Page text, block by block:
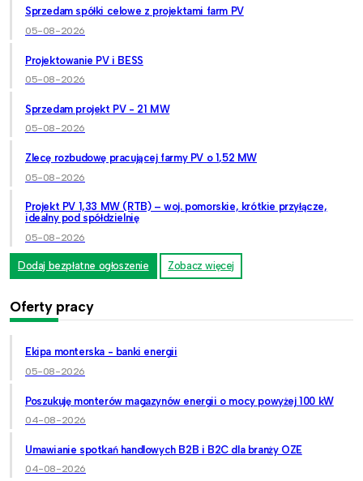
Sprzedam spółki celowe z projektami farm PV
05-08-2026
Projektowanie PV i BESS
05-08-2026
Sprzedam projekt PV - 21 MW
05-08-2026
Zlecę rozbudowę pracującej farmy PV o 1,52 MW
05-08-2026
Projekt PV 1,33 MW (RTB) – woj. pomorskie, krótkie przyłącze,
idealny pod spółdzielnię
05-08-2026
Dodaj bezpłatne ogłoszenie Zobacz więcej
Oferty pracy
Ekipa monterska - banki energii
05-08-2026
Poszukuję monterów magazynów energii o mocy powyżej 100 kW
04-08-2026
Umawianie spotkań handlowych B2B i B2C dla branży OZE
04-08-2026